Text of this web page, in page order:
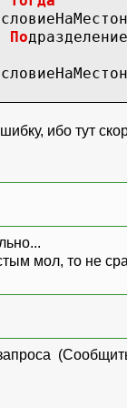
По
ибо тут
мол, то не